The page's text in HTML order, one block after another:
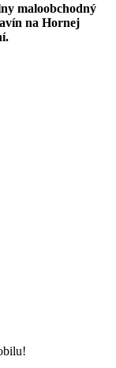
maloobchodný
na Hornej